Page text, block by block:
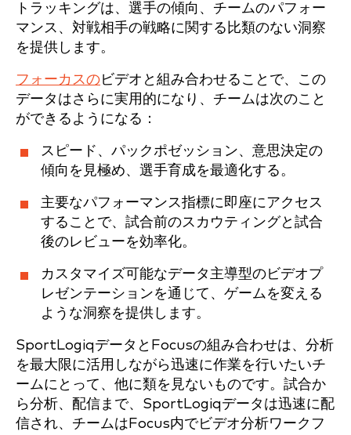
トラッキングは、選手の傾向、チームのパフォー
マンス、対戦相手の戦略に関する比類のない洞察
を提供します。
フォーカスのビデオと組み合わせることで、この
データはさらに実用的になり、チームは次のこと
ができるようになる：
スピード、パックポゼッション、意思決定の
傾向を見極め、選手育成を最適化する。
主要なパフォーマンス指標に即座にアクセス
することで、試合前のスカウティングと試合
後のレビューを効率化。
カスタマイズ可能なデータ主導型のビデオプ
レゼンテーションを通じて、ゲームを変える
ような洞察を提供します。
SportLogiqデータとFocusの組み合わせは、分析
を最大限に活用しながら迅速に作業を行いたいチ
ームにとって、他に類を見ないものです。試合か
ら分析、配信まで、SportLogiqデータは迅速に配
信され、チームはFocus内でビデオ分析ワークフ